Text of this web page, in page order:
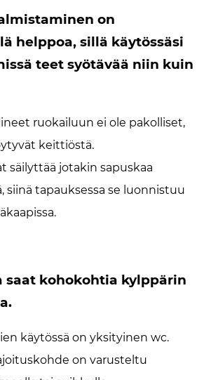
on
helppoa, sillä käytössäsi
teet syötävää niin kuin
ruokailuun ei ole pakolliset,
keittiöstä.
säilyttää jotakin sapuskaa
siinä tapauksessa se luonnistuu
saat kohokohtia kylppärin
käytössä on yksityinen wc.
on varusteltu